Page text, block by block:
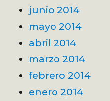
junio 2014
mayo 2014
abril 2014
marzo 2014
febrero 2014
enero 2014